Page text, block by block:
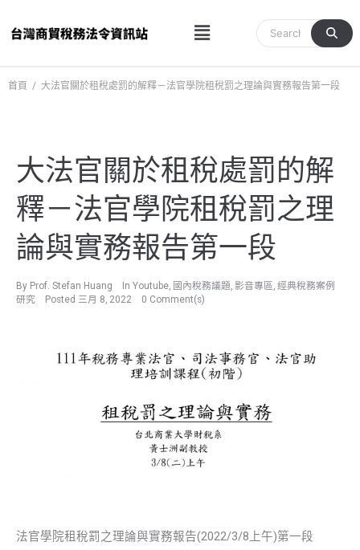
內
Menu
首頁 / 大法官關於租稅處罰的解釋－法官學院租稅罰之理論與實務報告第一段
大法官關於租稅處罰的解
釋－法官學院租稅罰之理
論與實務報告第一段
By Prof. Stefan Huang In Youtube, 國內稅務議題, 影音專區 , 經典稅務案例
研究 Posted 三月 8, 2022 0 Comment(s)
法官學院租稅罰之理論與實務報告(2022/3/8上午)第一段